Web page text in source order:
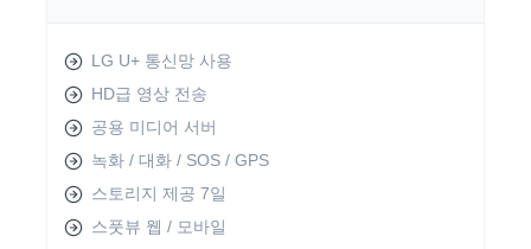
LG U+ 통신망 사용
HD급 영상 전송
공용 미디어 서버
녹화 / 대화 / SOS / GPS
스토리지 제공 7일
스풋뷰 웹 / 모바일